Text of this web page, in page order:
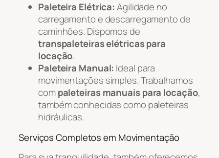
Paleteira Elétrica:Agilidade no
carregamento e descarregamento de
caminhões. Dispomos de
transpaleteiras elétricas para
locação.
Paleteira Manual: Ideal para
movimentações simples. Trabalhamos
compaleteiras manuais para locação,
também conhecidas como paleteiras
hidráulicas.
Serviços Completos em Movimentação